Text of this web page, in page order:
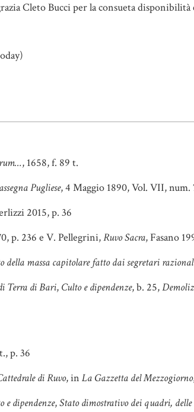
Cleto Bucci per la consueta disponibilità
, 1658, f. 89 t.
Pugliese, 4 Maggio 1890, Vol. VII, num.
2015, p. 36
p. 236 e V. Pellegrini,Ruvo Sacra, Fasano
della massa capitolare fatto dai segretari
Terra di Bari, Culto e dipendenze, b. 25,
p. 36
di Ruvo, in La Gazzetta del Mezzogiorno
e dipendenze,Stato dimostrativo dei quadri, delle